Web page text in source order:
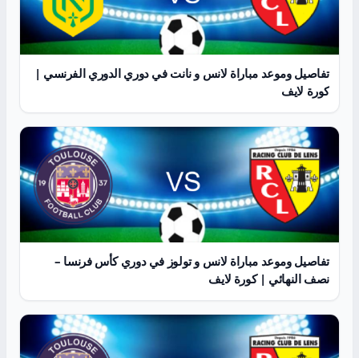
تفاصيل وموعد مباراة لانس و نانت في دوري الدوري الفرنسي |
كورة لايف
تفاصيل وموعد مباراة لانس و تولوز في دوري كأس فرنسا –
نصف النهائي | كورة لايف